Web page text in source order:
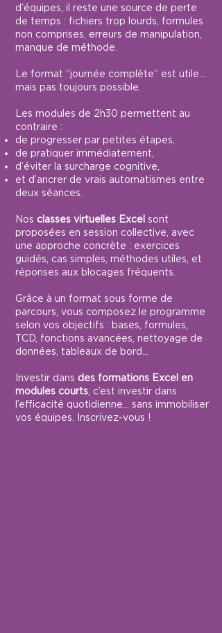
d’équipes, il reste une source de perte
de temps : fichiers trop lourds, formules
non comprises, erreurs de manipulation,
manque de méthode.
Le format “journée complète” est utile…
mais pas toujours possible.
Les modules de 2h30 permettent au
contraire :
de progresser par petites étapes,
de pratiquer immédiatement,
d’éviter la surcharge cognitive,
et d’ancrer de vrais automatismes entre
deux séances.
Nos classes virtuelles Excel sont
proposées en session collective, avec
une approche concrète : exercices
guidés, cas simples, méthodes utiles, et
réponses aux blocages fréquents.
Grâce à un format sous forme de
parcours, vous composez le programme
selon vos objectifs : bases, formules,
TCD, fonctions avancées, nettoyage de
données, tableaux de bord…
Investir dans des formations Excel en
modules courts , c’est investir dans
l’efficacité quotidienne… sans immobiliser
vos équipes. Inscrivez-vous !